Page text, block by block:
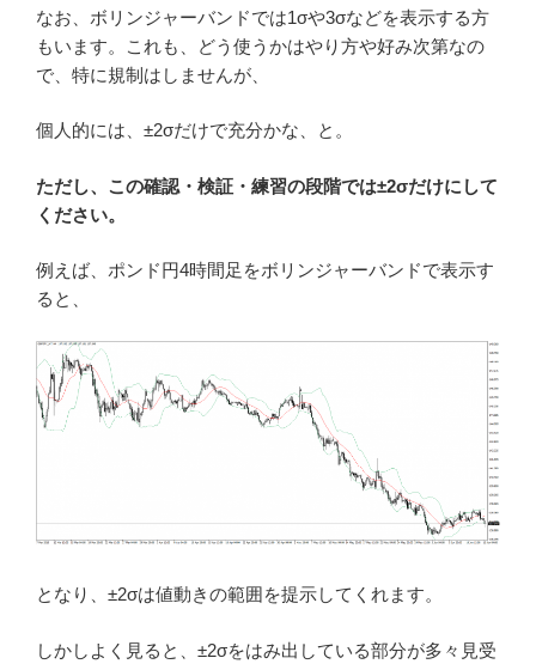
なお、ボリンジャーバンドでは1σや3σなどを表示する方
もいます。これも、どう使うかはやり方や好み次第なの
で、特に規制はしませんが、
個人的には、±2σだけで充分かな、と。
ただし、この確認・検証・練習の段階では±2σだけにして
ください。
例えば、ポンド円4時間足をボリンジャーバンドで表示す
ると、
となり、±2σは値動きの範囲を提示してくれます。
しかしよく見ると、±2σをはみ出している部分が多々見受